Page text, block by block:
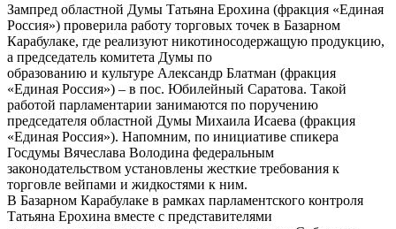
Зампред областной Думы Татьяна Ерохина (фракция «Единая
Россия») проверила работу торговых точек в Базарном
Карабулаке, где реализуют никотиносодержащую продукцию,
а председатель комитета Думы по
образованию и культуре Александр Блатман (фракция
«Единая Россия») – в пос. Юбилейный Саратова. Такой
работой парламентарии занимаются по поручению
председателя областной Думы Михаила Исаева (фракция
«Единая Россия»). Напомним, по инициативе спикера
Госдумы Вячеслава Володина федеральным
законодательством установлены жесткие требования к
торговле вейпами и жидкостями к ним.
В Базарном Карабулаке в рамках парламентского контроля
Татьяна Ерохина вместе с представителями